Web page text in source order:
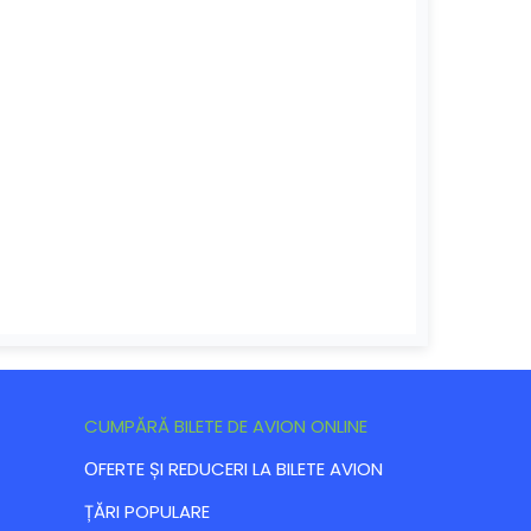
CUMPĂRĂ BILETE DE AVION ONLINE
ОFERTE ȘI REDUCERI LA BILETE AVION
ȚĂRI POPULARE